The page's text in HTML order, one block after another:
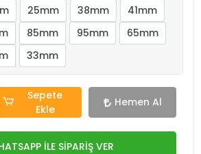
25mm 38mm
41mm
85mm 95mm
65mm
33mm
Sepete
Ekle
Hemen Al
İLE SİPARİŞ VER